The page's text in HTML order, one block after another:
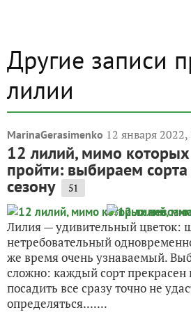
Другие записи
лилии
MarinaGerasimenko 12 января
12 лилий, мимо
пройти: выбираем
сезону 51
Лилия — удивительный цветок:
нетребовательный
же время очень узнаваемый.
сложно: каждый сорт прекрасен
посадить все сразу точно не
определяться.......